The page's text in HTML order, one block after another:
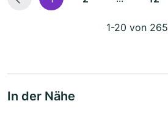
1-20 von 265
In der Nähe